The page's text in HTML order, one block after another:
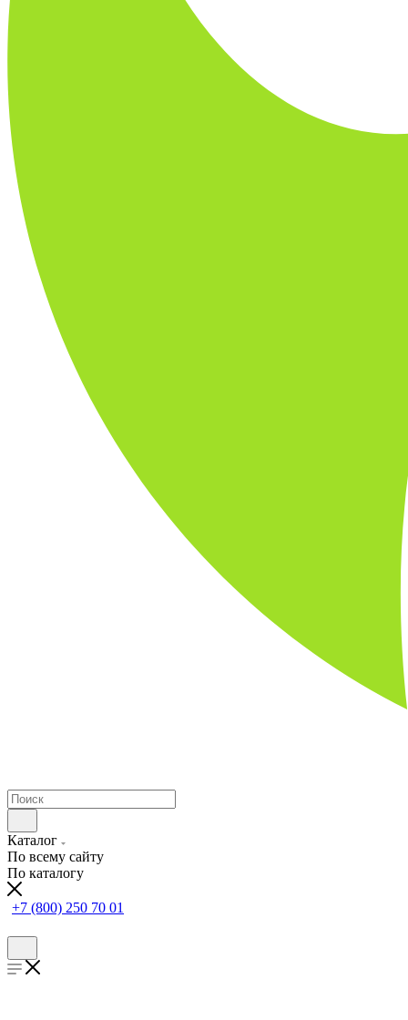
Каталог
По всему сайту
По каталогу
+7 (800) 250 70 01